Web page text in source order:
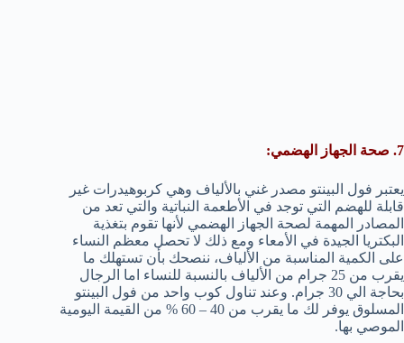
7. صحة الجهاز الهضمي:
يعتبر فول البينتو مصدر غني بالألياف وهي كربوهيدرات غير
قابلة للهضم التي توجد في الأطعمة النباتية والتي تعد من
المصادر المهمة لصحة الجهاز الهضمي لأنها تقوم بتغذية
البكتريا الجيدة في الأمعاء ومع ذلك لا تحصل معظم النساء
على الكمية المناسبة من الألياف، ننصحك بأن تستهلك ما
يقرب من 25 جرام من الألياف بالنسبة للنساء اما الرجال
بحاجة الي 30 جرام. وعند تناول كوب واحد من فول البينتو
المسلوق يوفر لك ما يقرب من 40 – 60 % من القيمة اليومية
الموصي بها.